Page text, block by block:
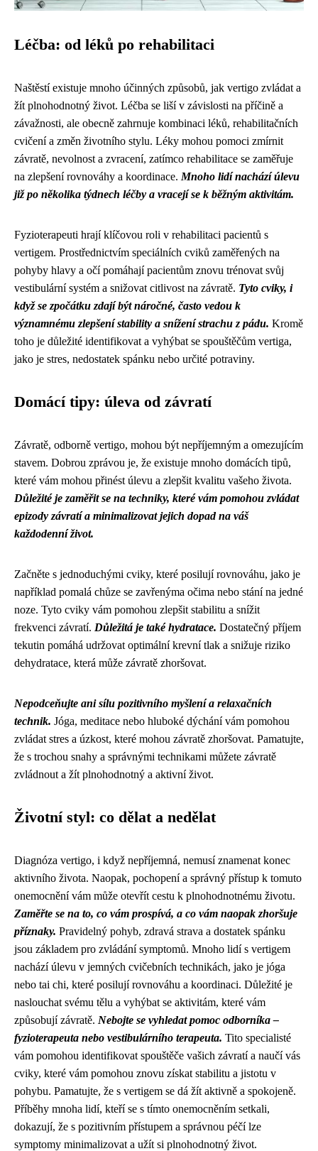
Léčba: od léků po rehabilitaci
Naštěstí existuje mnoho účinných způsobů, jak vertigo zvládat a
žít plnohodnotný život. Léčba se liší v závislosti na příčině a
závažnosti, ale obecně zahrnuje kombinaci léků, rehabilitačních
cvičení a změn životního stylu. Léky mohou pomoci zmírnit
závratě, nevolnost a zvracení, zatímco rehabilitace se zaměřuje
na zlepšení rovnováhy a koordinace. Mnoho lidí nachází úlevu
již po několika týdnech léčby a vracejí se k běžným aktivitám.
Fyzioterapeuti hrají klíčovou roli v rehabilitaci pacientů s
vertigem. Prostřednictvím speciálních cviků zaměřených na
pohyby hlavy a očí pomáhají pacientům znovu trénovat svůj
vestibulární systém a snižovat citlivost na závratě. Tyto cviky, i
když se zpočátku zdají být náročné, často vedou k
významnému zlepšení stability a snížení strachu z pádu. Kromě
toho je důležité identifikovat a vyhýbat se spouštěčům vertiga,
jako je stres, nedostatek spánku nebo určité potraviny.
Domácí tipy: úleva od závratí
Závratě, odborně vertigo, mohou být nepříjemným a omezujícím
stavem. Dobrou zprávou je, že existuje mnoho domácích tipů,
které vám mohou přinést úlevu a zlepšit kvalitu vašeho života.
Důležité je zaměřit se na techniky, které vám pomohou zvládat
epizody závratí a minimalizovat jejich dopad na váš
každodenní život.
Začněte s jednoduchými cviky, které posilují rovnováhu, jako je
například pomalá chůze se zavřenýma očima nebo stání na jedné
noze. Tyto cviky vám pomohou zlepšit stabilitu a snížit
frekvenci závratí. Důležitá je také hydratace. Dostatečný příjem
tekutin pomáhá udržovat optimální krevní tlak a snižuje riziko
dehydratace, která může závratě zhoršovat.
Nepodceňujte ani sílu pozitivního myšlení a relaxačních
technik. Jóga, meditace nebo hluboké dýchání vám pomohou
zvládat stres a úzkost, které mohou závratě zhoršovat. Pamatujte,
že s trochou snahy a správnými technikami můžete závratě
zvládnout a žít plnohodnotný a aktivní život.
Životní styl: co dělat a nedělat
Diagnóza vertigo, i když nepříjemná, nemusí znamenat konec
aktivního života. Naopak, pochopení a správný přístup k tomuto
onemocnění vám může otevřít cestu k plnohodnotnému životu.
Zaměřte se na to, co vám prospívá, a co vám naopak zhoršuje
příznaky. Pravidelný pohyb, zdravá strava a dostatek spánku
jsou základem pro zvládání symptomů. Mnoho lidí s vertigem
nachází úlevu v jemných cvičebních technikách, jako je jóga
nebo tai chi, které posilují rovnováhu a koordinaci. Důležité je
naslouchat svému tělu a vyhýbat se aktivitám, které vám
způsobují závratě. Nebojte se vyhledat pomoc odborníka –
fyzioterapeuta nebo vestibulárního terapeuta. Tito specialisté
vám pomohou identifikovat spouštěče vašich závratí a naučí vás
cviky, které vám pomohou znovu získat stabilitu a jistotu v
pohybu. Pamatujte, že s vertigem se dá žít aktivně a spokojeně.
Příběhy mnoha lidí, kteří se s tímto onemocněním setkali,
dokazují, že s pozitivním přístupem a správnou péčí lze
symptomy minimalizovat a užít si plnohodnotný život.